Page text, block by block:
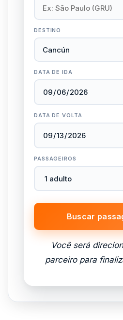
DESTINO
DATA DE IDA
DATA DE VOLTA
PASSAGEIROS
Buscar
Você será
parceiro para